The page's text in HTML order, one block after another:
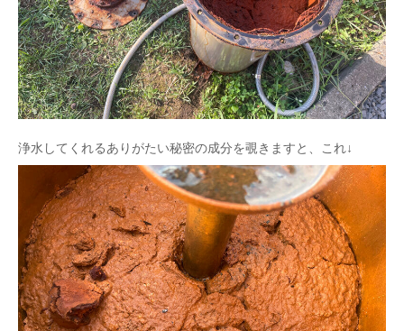
浄水してくれるありがたい秘密の成分を覗きますと、これ↓